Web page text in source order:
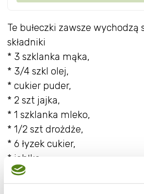
Te bułeczki zawsze wychodzą
składniki
* 3 szklanka mąka,
* 3/4 szkl olej,
* cukier puder,
* 2 szt jajka,
* 1 szklanka mleko,
* 1/2 szt drożdże,
* 6 łyzek cukier,
* jabłka,
* rabarbar